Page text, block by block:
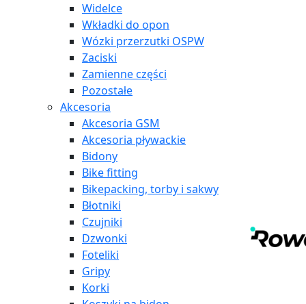
Widelce
Wkładki do opon
Wózki przerzutki OSPW
Zaciski
Zamienne części
Pozostałe
Akcesoria
Akcesoria GSM
Akcesoria pływackie
Bidony
Bike fitting
Bikepacking, torby i sakwy
Błotniki
Czujniki
Dzwonki
Foteliki
Gripy
Korki